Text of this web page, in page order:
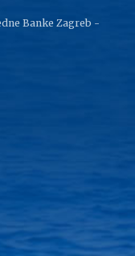
Banke Zagreb -